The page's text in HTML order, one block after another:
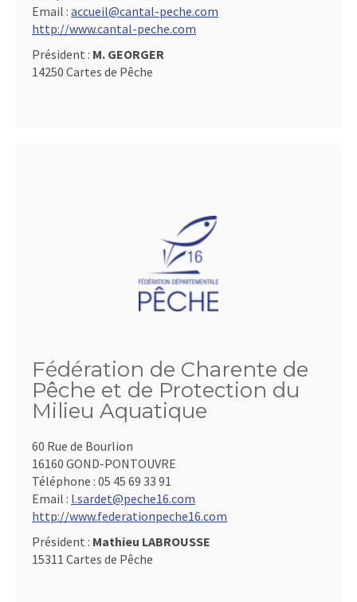
Email : accueil@cantal-peche.com
http://www.cantal-peche.com
Président : M. GEORGER
14250 Cartes de Pêche
Fédération de Charente de
Pêche et de Protection du
Milieu Aquatique
60 Rue de Bourlion
16160 GOND-PONTOUVRE
Téléphone : 05 45 69 33 91
Email : l.sardet@peche16.com
http://www.federationpeche16.com
Président : Mathieu LABROUSSE
15311 Cartes de Pêche